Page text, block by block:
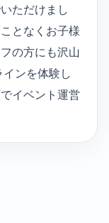
ただけまし
となくお子様
の方にも沢山
ンを体験し
イベント運営